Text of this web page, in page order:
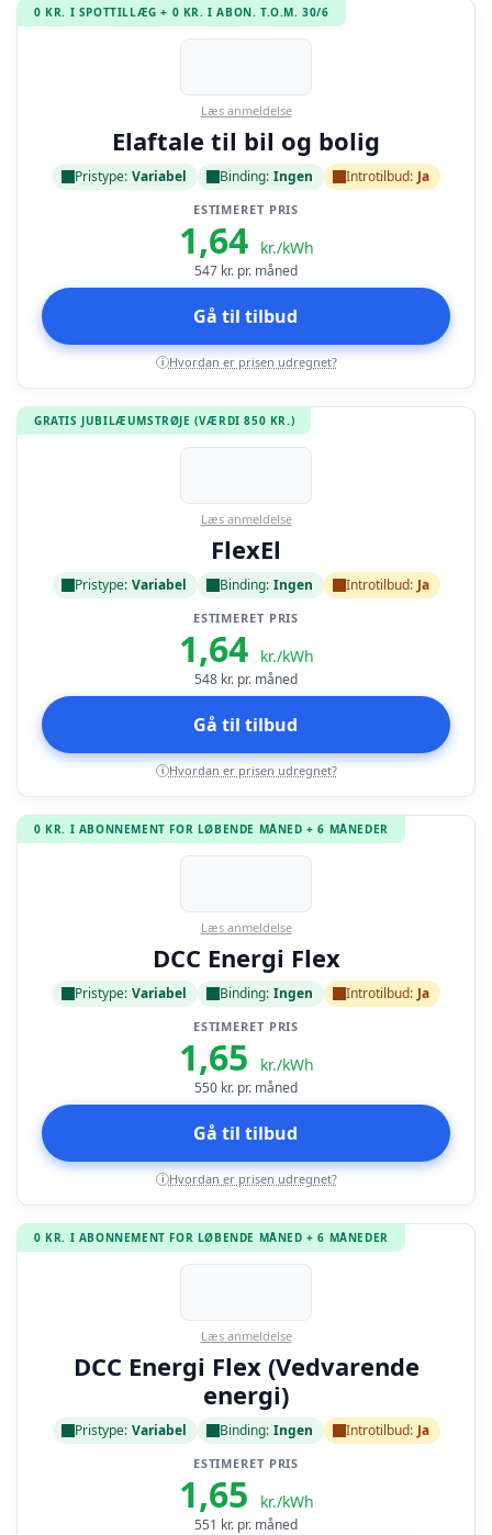
0 KR. I SPOTTILLÆG + 0 KR. I ABON. T.O.M. 30/6
Læs anmeldelse
Elaftale til bil og bolig
Pristype: Variabel Binding: Ingen Introtilbud: Ja
ESTIMERET PRIS
1,64 kr./kWh
547 kr. pr. måned
Gå til tilbud
i Hvordan er prisen udregnet?
GRATIS JUBILÆUMSTRØJE (VÆRDI 850 KR.)
Læs anmeldelse
FlexEl
Pristype: Variabel Binding: Ingen Introtilbud: Ja
ESTIMERET PRIS
1,64 kr./kWh
548 kr. pr. måned
Gå til tilbud
i Hvordan er prisen udregnet?
0 KR. I ABONNEMENT FOR LØBENDE MÅNED + 6 MÅNEDER
Læs anmeldelse
DCC Energi Flex
Pristype: Variabel Binding: Ingen Introtilbud: Ja
ESTIMERET PRIS
1,65 kr./kWh
550 kr. pr. måned
Gå til tilbud
i Hvordan er prisen udregnet?
0 KR. I ABONNEMENT FOR LØBENDE MÅNED + 6 MÅNEDER
Læs anmeldelse
DCC Energi Flex (Vedvarende
energi)
Pristype: Variabel Binding: Ingen Introtilbud: Ja
ESTIMERET PRIS
1,65 kr./kWh
551 kr. pr. måned